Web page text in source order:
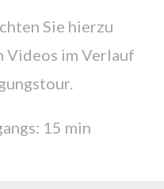
Sie hierzu
im Verlauf
15 min